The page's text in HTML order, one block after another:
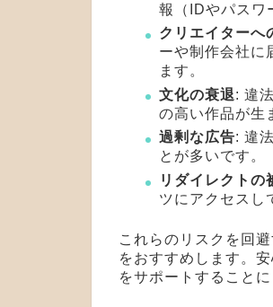
報（IDやパスワ
クリエイターへ
ーや制作会社に
ます。
文化の衰退: 違
の高い作品が生
過剰な広告: 違
とが多いです。
リダイレクトの
ツにアクセスし
これらのリスクを回
をおすすめします。
をサポートすることに